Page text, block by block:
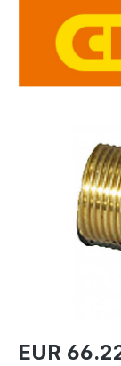
Bildergalerie
Regulärer
EUR